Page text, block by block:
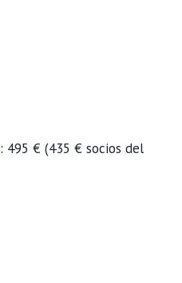
: 495 € (435 € socios del